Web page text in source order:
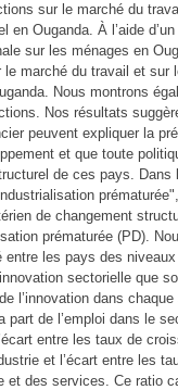
sur le marché du
Ouganda. À l’aide
sur les ménages en
marché du travail et sur
Nous montrons
Nos résultats
peuvent expliquer la
et que toute
de ces pays. Dans
de changement
prématurée (PD).
entre les pays des
sectorielle que
l’innovation dans
de l’emploi dans le
entre les taux de
et l’écart entre les
et des services. Ce ratio